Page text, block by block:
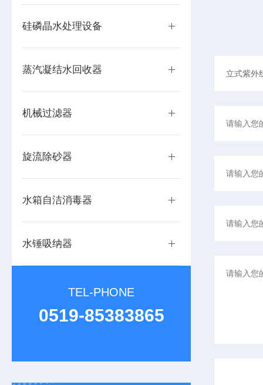
硅磷晶水处理设备
蒸汽凝结水回收器
机械过滤器
旋流除砂器
水箱自洁消毒器
水锤吸纳器
TEL-PHONE
0519-85383865